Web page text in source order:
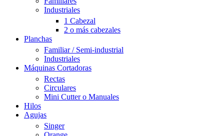
Industriales
1 Cabezal
2 o más cabezales
Planchas
Familiar / Semi-industrial
Industriales
Máquinas Cortadoras
Rectas
Circulares
Mini Cutter o Manuales
Hilos
Agujas
Singer